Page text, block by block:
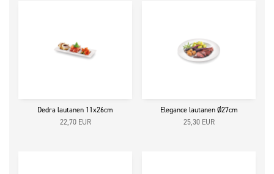
Dedra lautanen 11x26cm
22,70 EUR
Elegance lautanen Ø27cm
25,30 EUR